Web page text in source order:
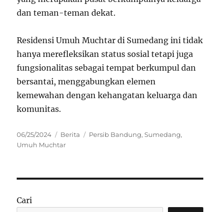
dan teman-teman dekat.
Residensi Umuh Muchtar di Sumedang ini tidak
hanya merefleksikan status sosial tetapi juga
fungsionalitas sebagai tempat berkumpul dan
bersantai, menggabungkan elemen
kemewahan dengan kehangatan keluarga dan
komunitas.
Posted
on
06/25/2024 Categories
Berita Tags
Persib Bandung,Sumedang,
Umuh Muchtar
Cari